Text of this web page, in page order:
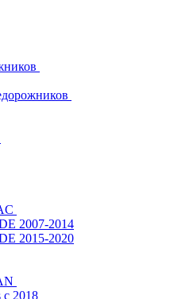
2007-2014
2015-2020
с 2018